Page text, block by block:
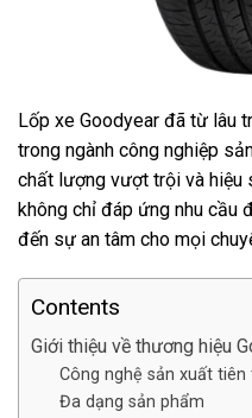
Lốp xe Goodyear đã từ lâu
trong ngành công nghiệp
chất lượng vượt trội và hiệu
không chỉ đáp ứng nhu cầu
đến sự an tâm cho mọi
Contents
Giới thiệu về thương hiệu
Công nghệ sản xuất tiên
Đa dạng sản phẩm